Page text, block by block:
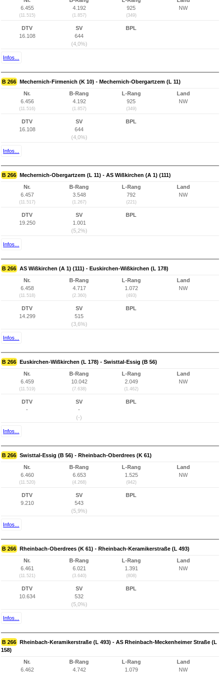
6.455
(11.515)
4.192
(1.857)
925
(349)
NW
DTV
16.108
SV
644
(4,0%)
BPL
Infos...
B 266 Mechernich-Firmenich (K 10) - Mechernich-Obergartzem (L 11)
Nr.
6.456
(11.516)
B-Rang
4.192
(1.857)
L-Rang
925
(349)
Land
NW
DTV
16.108
SV
644
(4,0%)
BPL
Infos...
B 266 Mechernich-Obergartzem (L 11) - AS Wißkirchen (A 1) (111)
Nr.
6.457
(11.517)
B-Rang
3.548
(1.267)
L-Rang
792
(221)
Land
NW
DTV
19.250
SV
1.001
(5,2%)
BPL
Infos...
B 266 AS Wißkirchen (A 1) (111) - Euskirchen-Wißkirchen (L 178)
Nr.
6.458
(11.518)
B-Rang
4.717
(2.360)
L-Rang
1.072
(493)
Land
NW
DTV
14.299
SV
515
(3,6%)
BPL
Infos...
B 266 Euskirchen-Wißkirchen (L 178) - Swisttal-Essig (B 56)
Nr.
6.459
(11.519)
B-Rang
10.042
(7.638)
L-Rang
2.049
(1.462)
Land
NW
DTV
-
SV
-
(-)
BPL
Infos...
B 266 Swisttal-Essig (B 56) - Rheinbach-Oberdrees (K 61)
Nr.
6.460
(11.520)
B-Rang
6.653
(4.268)
L-Rang
1.525
(942)
Land
NW
DTV
9.210
SV
543
(5,9%)
BPL
Infos...
B 266 Rheinbach-Oberdrees (K 61) - Rheinbach-Keramikerstraße (L 493)
Nr.
6.461
(11.521)
B-Rang
6.021
(3.640)
L-Rang
1.391
(808)
Land
NW
DTV
10.634
SV
532
(5,0%)
BPL
Infos...
B 266 Rheinbach-Keramikerstraße (L 493) - AS Rheinbach-Meckenheimer Straße (L
158)
Nr.
6.462
B-Rang
4.742
L-Rang
1.079
Land
NW